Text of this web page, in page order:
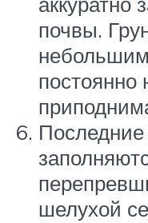
почвы.
постоянно
шелухой